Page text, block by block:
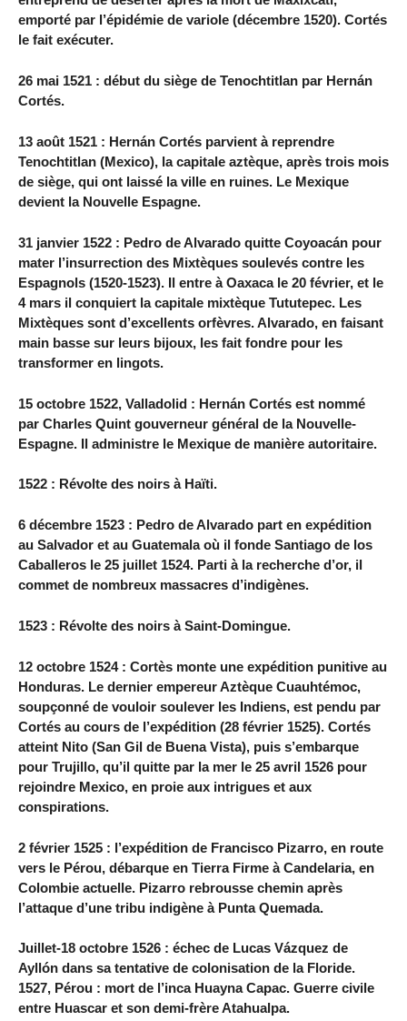
emporté par l’épidémie de variole (décembre 1520). Cortés
le fait exécuter.
26 mai 1521 : début du siège de Tenochtitlan par Hernán
Cortés.
13 août 1521 : Hernán Cortés parvient à reprendre
Tenochtitlan (Mexico), la capitale aztèque, après trois mois
de siège, qui ont laissé la ville en ruines. Le Mexique
devient la Nouvelle Espagne.
31 janvier 1522 : Pedro de Alvarado quitte Coyoacán pour
mater l’insurrection des Mixtèques soulevés contre les
Espagnols (1520-1523). Il entre à Oaxaca le 20 février, et le
4 mars il conquiert la capitale mixtèque Tututepec. Les
Mixtèques sont d’excellents orfèvres. Alvarado, en faisant
main basse sur leurs bijoux, les fait fondre pour les
transformer en lingots.
15 octobre 1522, Valladolid : Hernán Cortés est nommé
par Charles Quint gouverneur général de la Nouvelle-
Espagne. Il administre le Mexique de manière autoritaire.
1522 : Révolte des noirs à Haïti.
6 décembre 1523 : Pedro de Alvarado part en expédition
au Salvador et au Guatemala où il fonde Santiago de los
Caballeros le 25 juillet 1524. Parti à la recherche d’or, il
commet de nombreux massacres d’indigènes.
1523 : Révolte des noirs à Saint-Domingue.
12 octobre 1524 : Cortès monte une expédition punitive au
Honduras. Le dernier empereur Aztèque Cuauhtémoc,
soupçonné de vouloir soulever les Indiens, est pendu par
Cortés au cours de l’expédition (28 février 1525). Cortés
atteint Nito (San Gil de Buena Vista), puis s’embarque
pour Trujillo, qu’il quitte par la mer le 25 avril 1526 pour
rejoindre Mexico, en proie aux intrigues et aux
conspirations.
2 février 1525 : l’expédition de Francisco Pizarro, en route
vers le Pérou, débarque en Tierra Firme à Candelaria, en
Colombie actuelle. Pizarro rebrousse chemin après
l’attaque d’une tribu indigène à Punta Quemada.
Juillet-18 octobre 1526 : échec de Lucas Vázquez de
Ayllón dans sa tentative de colonisation de la Floride.
1527, Pérou : mort de l’inca Huayna Capac. Guerre civile
entre Huascar et son demi-frère Atahualpa.